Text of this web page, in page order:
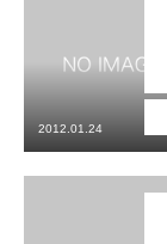
2012.01.24